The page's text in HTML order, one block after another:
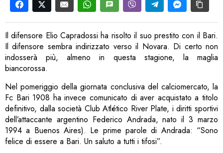
Il difensore Elio Capradossi ha risolto il suo prestito con il Bari.
Il difensore sembra indirizzato verso il Novara. Di certo non
indosserà più, almeno in questa stagione, la maglia
biancorossa.
Nel pomeriggio della giornata conclusiva del calciomercato, la
Fc Bari 1908 ha invece comunicato di aver acquistato a titolo
definitivo, dalla società Club Atlético River Plate, i diritti sportivi
dell’attaccante argentino Federico Andrada, nato il 3 marzo
1994 a Buenos Aires). Le prime parole di Andrada: “Sono
felice di essere a Bari. Un saluto a tutti i tifosi”.